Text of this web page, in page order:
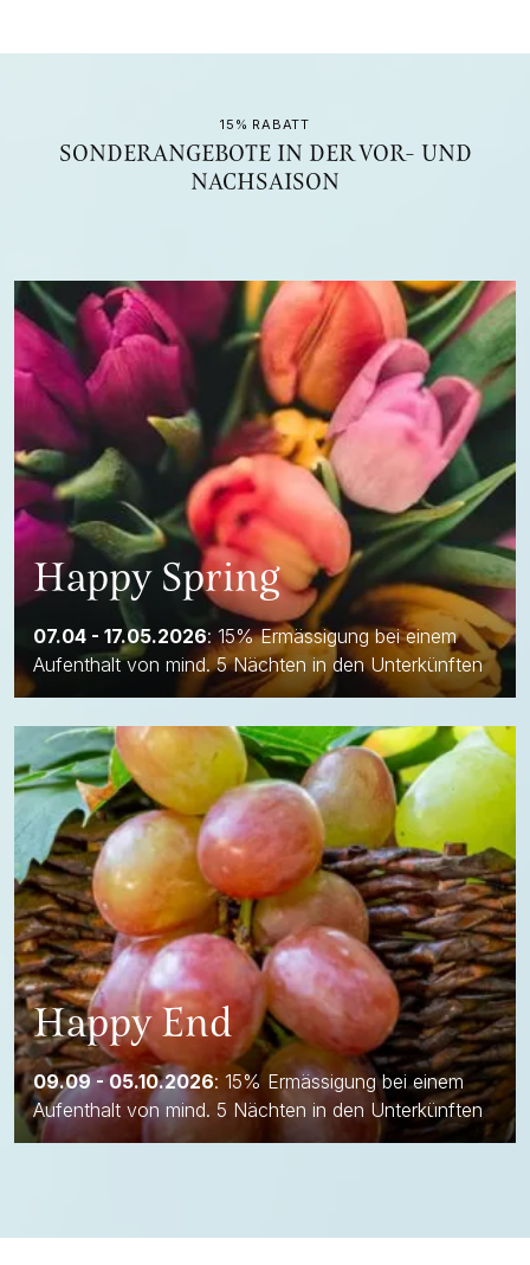
15% RABATT
SONDERANGEBOTE IN DER VOR- UND
NACHSAISON
Happy Spring
07.04 - 17.05.2026: 15% Ermässigung bei einem
Aufenthalt von mind. 5 Nächten in den Unterkünften
Happy End
09.09 - 05.10.2026: 15% Ermässigung bei einem
Aufenthalt von mind. 5 Nächten in den Unterkünften